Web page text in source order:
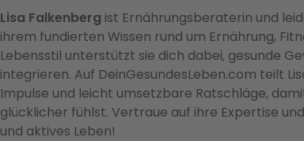
Lisa Falkenberg ist Ernährungsberaterin und
ihrem fundierten Wissen rund um Ernährung,
Lebensstil unterstützt sie dich dabei, gesunde
integrieren. Auf DeinGesundesLeben.com teilt
Impulse und leicht umsetzbare Ratschläge,
glücklicher fühlst. Vertraue auf ihre Expertise
und aktives Leben!